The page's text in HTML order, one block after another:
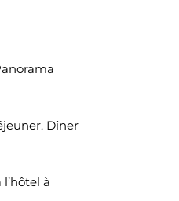
Dîner
à